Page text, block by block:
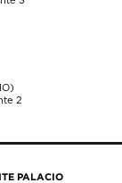
2
PALACIO